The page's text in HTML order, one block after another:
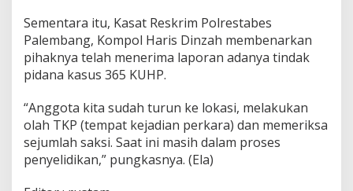
Sementara itu, Kasat Reskrim Polrestabes
Palembang, Kompol Haris Dinzah membenarkan
pihaknya telah menerima laporan adanya tindak
pidana kasus 365 KUHP.
“Anggota kita sudah turun ke lokasi, melakukan
olah TKP (tempat kejadian perkara) dan memeriksa
sejumlah saksi. Saat ini masih dalam proses
penyelidikan,” pungkasnya. (Ela)